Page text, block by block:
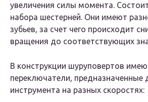
увеличения силы момента.
набора шестерней. Они имеют
зубьев, за счет чего происходит
вращения до соответствующих
В конструкции шуруповертов
переключатели, предназначенные
инструмента на разных скоростях: